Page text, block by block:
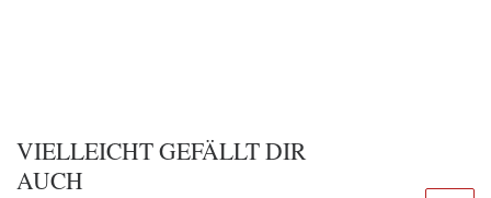
VIELLEICHT GEFÄLLT DIR
AUCH